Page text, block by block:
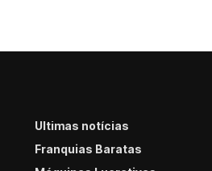
Últimas notícias
Franquias Baratas